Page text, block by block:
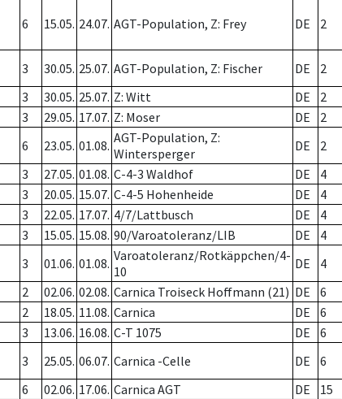
6 15.05. 24.07. AGT-Population, Z: Frey DE 2
3 30.05. 25.07. AGT-Population, Z: Fischer DE 2
3 30.05. 25.07. Z: Witt DE 2
3 29.05. 17.07. Z: Moser DE 2
6 23.05. 01.08. AGT-Population, Z:
Wintersperger
DE 2
3 27.05. 01.08. C-4-3 Waldhof DE 4
3 20.05. 15.07. C-4-5 Hohenheide DE 4
3 22.05. 17.07. 4/7/Lattbusch DE 4
3 15.05. 15.08. 90/Varoatoleranz/LIB DE 4
3 01.06. 01.08. Varoatoleranz/Rotkäppchen/4-
10
DE 4
2 02.06. 02.08. Carnica Troiseck Hoffmann (21) DE 6
2 18.05. 11.08. Carnica DE 6
3 13.06. 16.08. C-T 1075 DE 6
3 25.05. 06.07. Carnica -Celle DE 6
6 02.06. 17.06. Carnica AGT DE 15